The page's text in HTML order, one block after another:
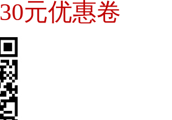
30元优惠卷